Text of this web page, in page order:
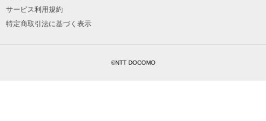
サービス利用規約
特定商取引法に基づく表示
©NTT DOCOMO